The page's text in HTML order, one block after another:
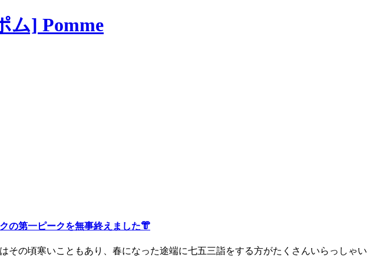
の第一ピークを無事終えました👘
その頃寒いこともあり、春になった途端に七五三詣をする方がたくさんいらっしゃ